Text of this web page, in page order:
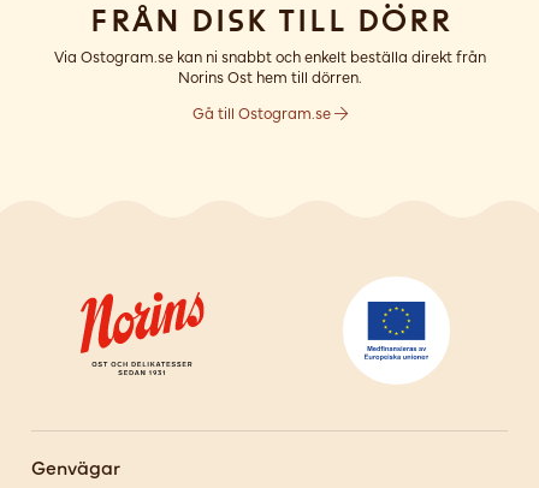
Från disk till dörr
Via Ostogram.se kan ni snabbt och enkelt beställa direkt från
Norins Ost hem till dörren.
Gå till Ostogram.se
Genvägar